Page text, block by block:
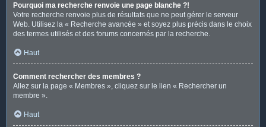
Pourquoi ma recherche renvoie une page blanche ?!
Votre recherche renvoie plus de résultats que ne peut gérer le serveur
Web. Utilisez la « Recherche avancée » et soyez plus précis dans le choix
des termes utilisés et des forums concernés par la recherche.
Haut
Comment rechercher des membres ?
Allez sur la page « Membres », cliquez sur le lien « Rechercher un
membre ».
Haut